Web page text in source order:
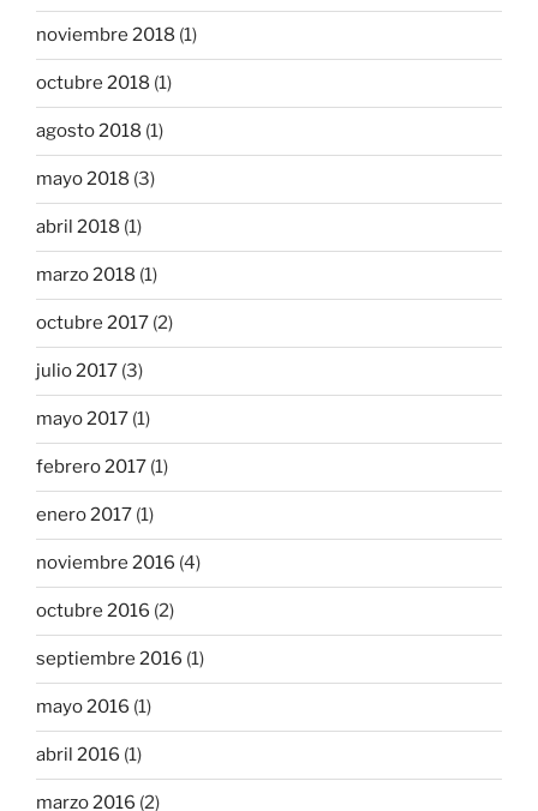
noviembre 2018 (1)
octubre 2018 (1)
agosto 2018 (1)
mayo 2018 (3)
abril 2018 (1)
marzo 2018 (1)
octubre 2017 (2)
julio 2017 (3)
mayo 2017 (1)
febrero 2017 (1)
enero 2017 (1)
noviembre 2016 (4)
octubre 2016 (2)
septiembre 2016 (1)
mayo 2016 (1)
abril 2016 (1)
marzo 2016 (2)